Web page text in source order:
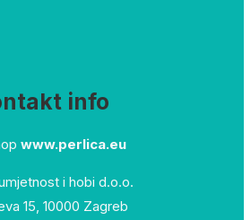
info
www.perlica.eu
i hobi d.o.o.
15, 10000 Zagreb